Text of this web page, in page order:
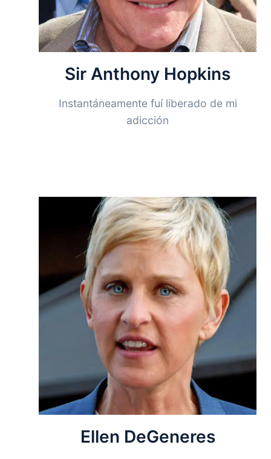
Sir Anthony Hopkins
Instantáneamente fuí liberado de mi
adicción
Ellen DeGeneres